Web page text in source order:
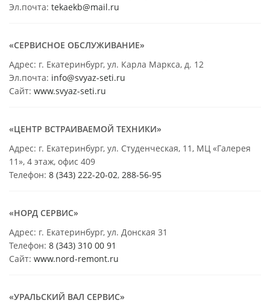
Эл.почта: tekaekb@mail.ru
«СЕРВИСНОЕ ОБСЛУЖИВАНИЕ»
Адрес: г. Екатеринбург, ул. Карла Маркса, д. 12
Эл.почта: info@svyaz-seti.ru
Сайт: www.svyaz-seti.ru
«ЦЕНТР ВСТРАИВАЕМОЙ ТЕХНИКИ»
Адрес: г. Екатеринбург, ул. Студенческая, 11, МЦ «Галерея
11», 4 этаж, офис 409
Телефон: 8 (343) 222-20-02, 288-56-95
«НОРД СЕРВИС»
Адрес: г. Екатеринбург, ул. Донская 31
Телефон: 8 (343) 310 00 91
Сайт: www.nord-remont.ru
«УРАЛЬСКИЙ ВАЛ СЕРВИС»